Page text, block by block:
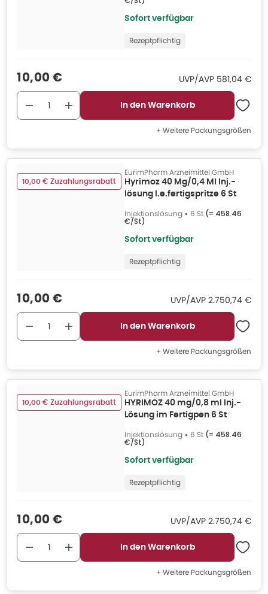
Sofort verfügbar
Rezeptpflichtig
Verkaufspreis
10,00 € UVP/AVP UVP/AVP
581,04 €
In den Warenkorb
+ Weitere Packungsgrößen
10,00 € Zuzahlungsrabatt
EurimPharm Arzneimittel GmbH
Hyrimoz 40 Mg/0,4 Ml Inj.-
lösung I.e.fertigspritze 6 St
Injektionslösung • 6 St (= 458.46
€/St)
Sofort verfügbar
Rezeptpflichtig
Verkaufspreis
10,00 € UVP/AVP UVP/AVP
2.750,74 €
In den Warenkorb
+ Weitere Packungsgrößen
10,00 € Zuzahlungsrabatt
EurimPharm Arzneimittel GmbH
HYRIMOZ 40 mg/0,8 ml Inj.-
Lösung im Fertigpen 6 St
Injektionslösung • 6 St (= 458.46
€/St)
Sofort verfügbar
Rezeptpflichtig
Verkaufspreis
10,00 € UVP/AVP UVP/AVP
2.750,74 €
In den Warenkorb
+ Weitere Packungsgrößen